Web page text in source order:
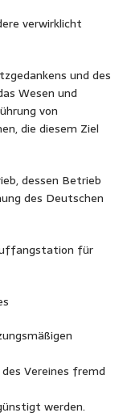
verwirklicht
und des
Wesen und
von
die diesem Ziel
dessen Betrieb
des Deutschen
für
Vereines fremd
werden.